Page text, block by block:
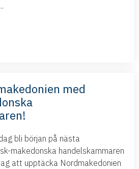
med
bli början på nästa
makedonska handelskammaren
att upptäcka Nordmakedonien